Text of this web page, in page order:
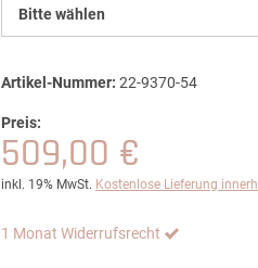
Bitte wählen
Artikel-Nummer: 22-9370-54
Preis:
509,00 €
inkl. 19% MwSt. Kostenlose Lieferung
1 Monat Widerrufsrecht